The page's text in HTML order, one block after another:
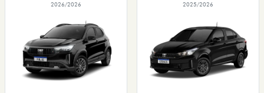
2026/2026
2025/2026